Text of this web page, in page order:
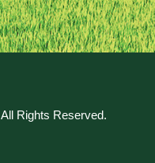
Rights Reserved.